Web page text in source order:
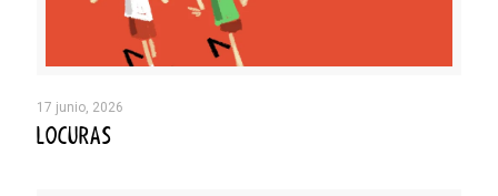
17 junio, 2026
LOCURAS